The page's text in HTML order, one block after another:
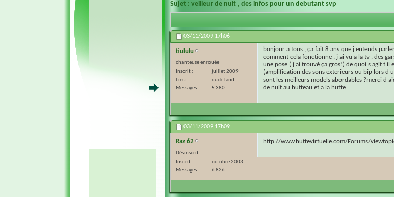
Sujet : veilleur de nuit , des infos pour un debutant svp
03/11/2009 17h06
tiululu
chanteuse enrouée
Inscrit
juillet 2009
Lieu
duck-land
Messages
5 380
bonjour a tous , ça fait 8 ans que j entends
comment cela fonctionne , j ai vu a la tv , des
une pose ( j'ai trouvé ça gros!) de quoi s agit t
(amplification des sons exterieurs ou bip lors d
sont les meilleurs models abordables ?merci d
de nuit au hutteau et a la hutte
03/11/2009 17h09
Raz 62
Désinscrit
Inscrit
octobre 2003
Messages
6 826
http://www.huttevirtuelle.com/Forums/